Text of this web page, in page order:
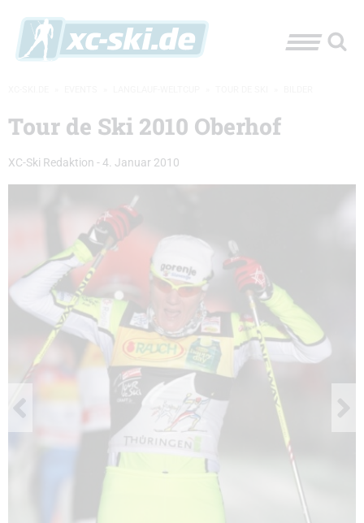
Tour de Ski 2010 Oberhof
XC-Ski Redaktion -4. Januar 2010